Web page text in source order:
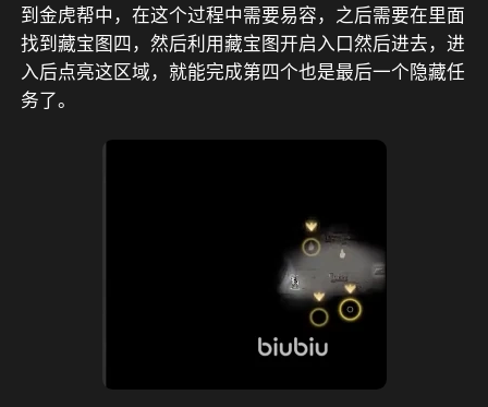
到金虎帮中，在这个过程中需要易容，之后需要在里面
找到藏宝图四，然后利用藏宝图开启入口然后进去，进
入后点亮这区域，就能完成第四个也是最后一个隐藏任
务了。